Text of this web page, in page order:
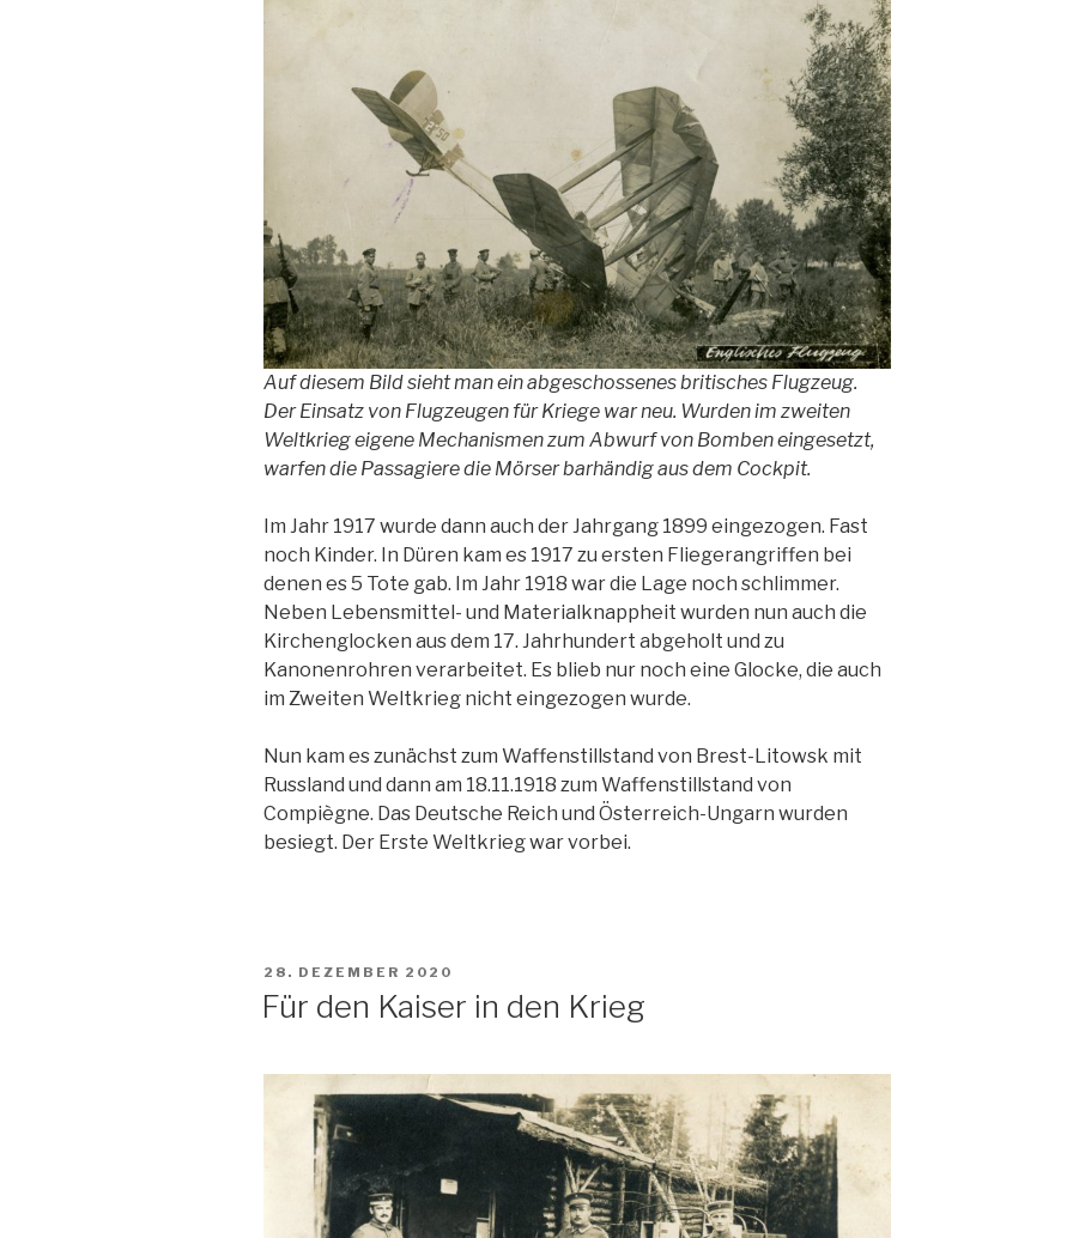
Auf diesem Bild sieht man ein abgeschossenes britisches Flugzeug.
Der Einsatz von Flugzeugen für Kriege war neu. Wurden im zweiten
Weltkrieg eigene Mechanismen zum Abwurf von Bomben eingesetzt,
warfen die Passagiere die Mörser barhändig aus dem Cockpit.
Im Jahr 1917 wurde dann auch der Jahrgang 1899 eingezogen. Fast
noch Kinder. In Düren kam es 1917 zu ersten Fliegerangriffen bei
denen es 5 Tote gab. Im Jahr 1918 war die Lage noch schlimmer.
Neben Lebensmittel- und Materialknappheit wurden nun auch die
Kirchenglocken aus dem 17. Jahrhundert abgeholt und zu
Kanonenrohren verarbeitet. Es blieb nur noch eine Glocke, die auch
im Zweiten Weltkrieg nicht eingezogen wurde.
Nun kam es zunächst zum Waffenstillstand von Brest-Litowsk mit
Russland und dann am 18.11.1918 zum Waffenstillstand von
Compiègne. Das Deutsche Reich und Österreich-Ungarn wurden
besiegt. Der Erste Weltkrieg war vorbei.
VERÖFFENTLICHT
28. DEZEMBER 2020
Für den Kaiser in den Krieg